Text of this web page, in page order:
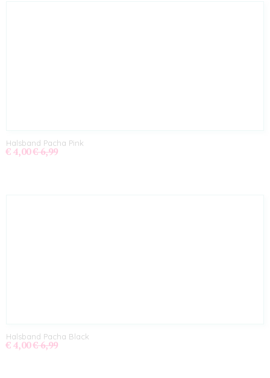
Halsband Pacha Pink
€ 4,00 € 6,99
Halsband Pacha Black
€ 4,00 € 6,99